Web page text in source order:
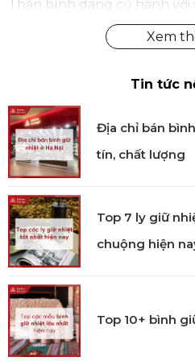
Thân bình dáng củ hành
phần đế rộng vững chắc,
tế. Các đường cắt vuông
rượu vang trong bình trở
Tôn lên hương sắc
Dung tích 1.75L phù hợp
trợ quá trình tiếp xúc oxy,
trúc rượu được mở ra trọn
thưởng thức tròn vị.
Thích hợp dùng để
đỏ, rượu đậm vị.
Lý tưởng cho bàn tiệc
Tin tức
Địa chỉ bán
tín, chất lượng
Top 7 ly giữ
chuộng hiện
Top 10+ bình